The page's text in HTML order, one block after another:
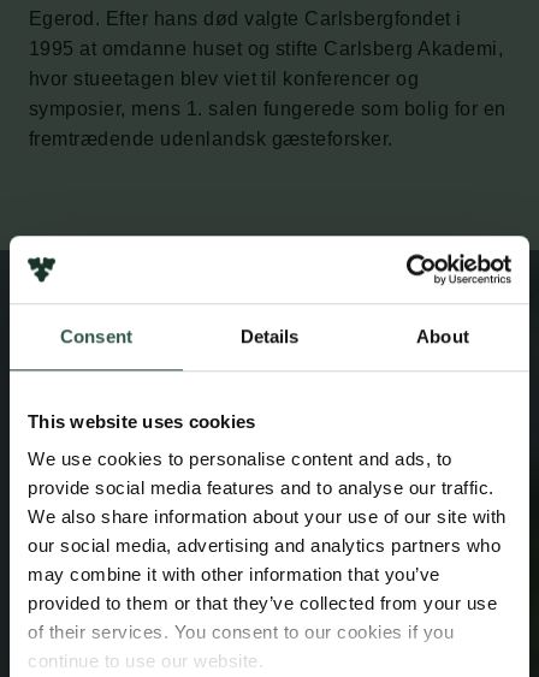
Consent Details About
This website uses cookies
We use cookies to personalise content and ads, to
provide social media features and to analyse our traffic.
We also share information about your use of our site with
our social media, advertising and analytics partners who
may combine it with other information that you’ve
provided to them or that they’ve collected from your use
of their services. You consent to our cookies if you
continue to use our website.
Egerod. Efter hans død valgte Carlsbergfondet i
1995 at omdanne huset og stifte Carlsberg Akademi,
hvor stueetagen blev viet til konferencer og
symposier, mens 1. salen fungerede som bolig for en
fremtrædende udenlandsk gæsteforsker.